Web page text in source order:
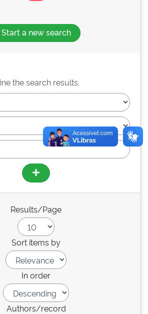
Start a new search
the search results.
Results/Page
Sort items by
In order
Authors/record